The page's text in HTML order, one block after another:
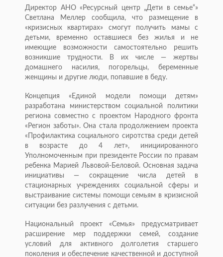
Директор АНО «Ресурсный центр „Дети в семье“»
Светлана Меллер сообщила, что размещение в
«кризисных квартирах» смогут получить мамы с
детьми, временно оставшиеся без жилья и не
имеющие возможности самостоятельно решить
возникшие трудности. В их числе — жертвы
домашнего насилия, погорельцы, беременные
женщины и другие люди, попавшие в беду.
Концепция «Единой модели помощи детям»
разработана министерством социальной политики
региона совместно с проектом Народного фронта
«Регион заботы». Она стала продолжением проекта
«Профилактика социального сиротства среди детей
в возрасте до 4 лет», инициированного
Уполномоченным при президенте России по правам
ребенка Марией Львовой-Беловой. Основная задача
инициативы — сокращение числа детей в
стационарных учреждениях социальной сферы и
выстраивание системы помощи семьям в кризисной
ситуации без разлучения с детьми.
Национальный проект «Семья» предусматривает
расширение мер поддержки семей, создание
условий для активного долголетия старшего
поколения и обеспечение качественной и доступной